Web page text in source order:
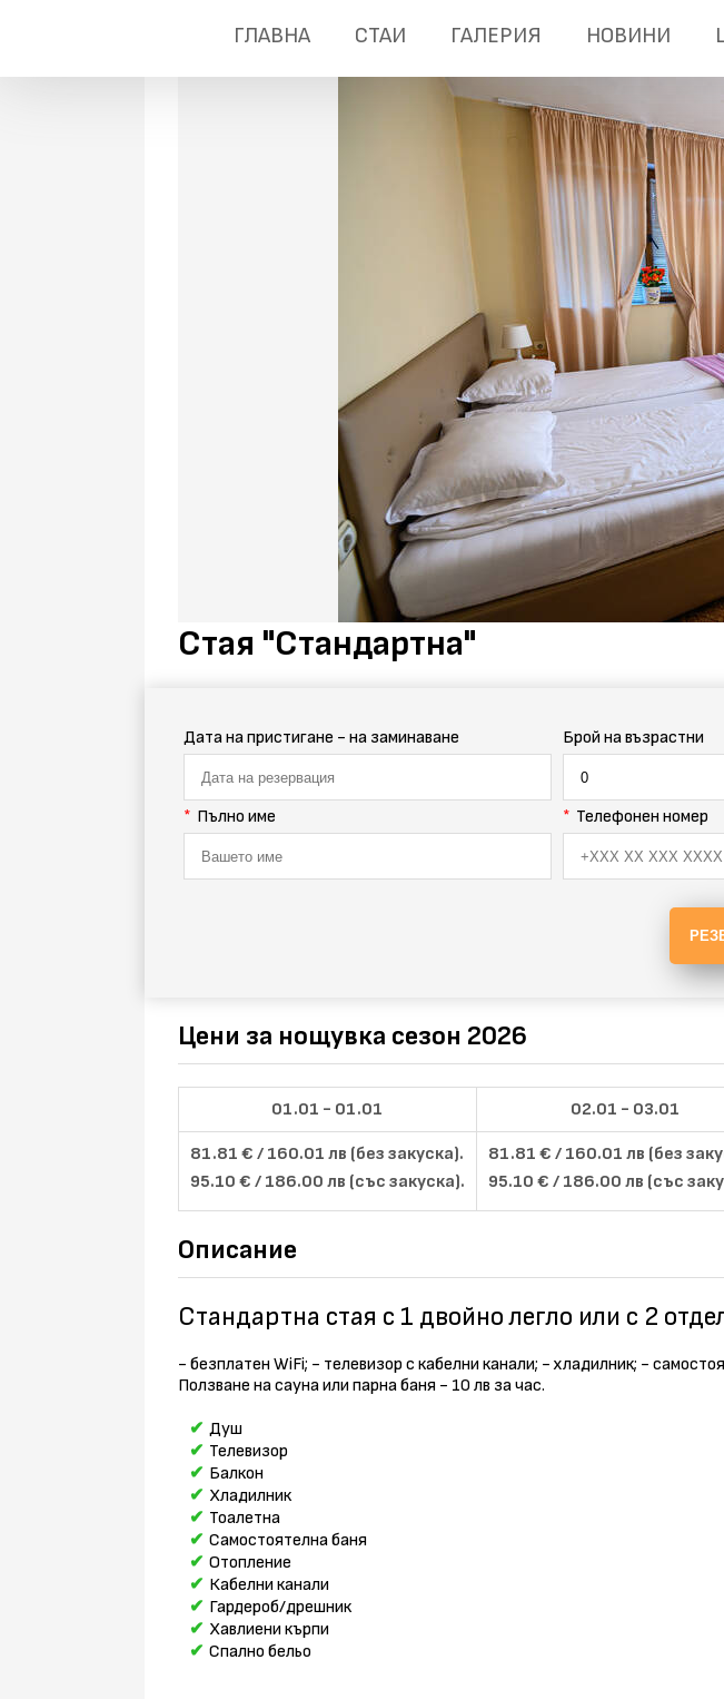
ГЛАВНА СТАИ ГАЛЕРИЯ НОВИНИ
Стая "Стандартна"
Дата на пристигане - на заминаване Брой на възрастни
Пълно име Телефонен номер
Цени за нощувка сезон 2026
01.01 - 01.01 02.01 - 03.01
81.81 € / 160.01 лв (без закуска).
95.10 € / 186.00 лв (със закуска).
81.81 € / 160.01 лв (без
95.10 € / 186.00 лв (със
Описание
Стандартна стая с 1 двойно легло или с 2
- безплатен WiFi; - телевизор с кабелни канали; - хладилник; -
Ползване на сауна или парна баня - 10 лв за час.
Душ
Телевизор
Балкон
Хладилник
Тоалетна
Самостоятелна баня
Отопление
Кабелни канали
Гардероб/дрешник
Хавлиени кърпи
Спално бельо